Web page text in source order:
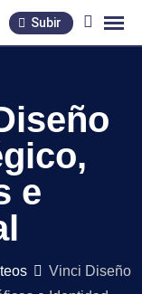
Subir
e
Vinci Diseño